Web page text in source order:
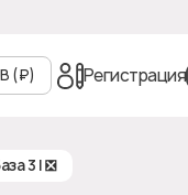
(₽‎) Регистрация
3 | ❎